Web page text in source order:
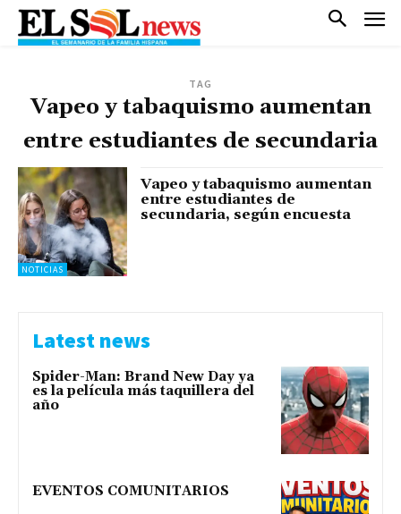
TAG
Vapeo y tabaquismo aumentan
entre estudiantes de secundaria
NOTICIAS
Vapeo y tabaquismo aumentan
entre estudiantes de
secundaria, según encuesta
Latest news
Spider-Man: Brand New Day ya
es la película más taquillera del
año
EVENTOS COMUNITARIOS